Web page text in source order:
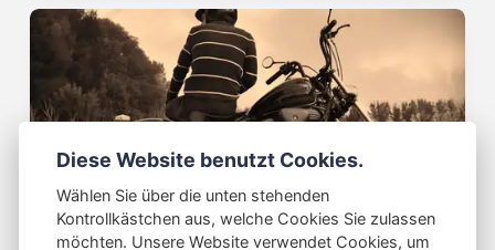
Motorrad
B196 - Kurz vor Ende der Ausbildung
Diese Website benutzt Cookies.
Wählen Sie über die unten stehenden
Kontrollkästchen aus, welche Cookies Sie zulassen
möchten. Unsere Website verwendet Cookies, um